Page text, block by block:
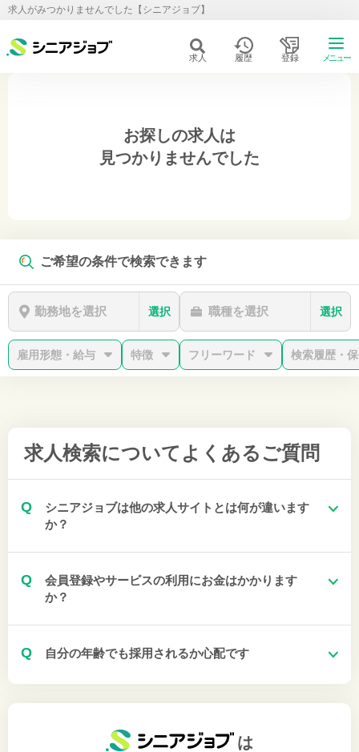
求人がみつかりませんでした【シニアジョブ】
求人 履歴 登録 メニュー
お探しの求人は
見つかりませんでした
ご希望の条件で検索できます
勤務地を選択 選択 職種を選択 選択
雇用形態・給与 特徴 フリーワード 検索履歴・
求人検索について よくあるご質問
Q
シニアジョブは他の求人サイトとは何が違います
か？
Q
会員登録やサービスの利用にお金はかかります
か？
Q 自分の年齢でも採用されるか心配です
は